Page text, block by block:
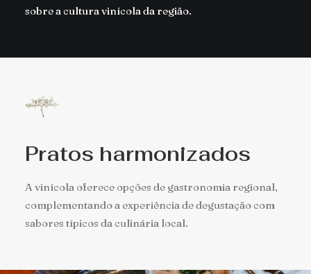
sobre a cultura vinícola da região.
Pratos harmonizados
A vinícola oferece opções de gastronomia regional,
complementando a experiência de degustação com
sabores típicos da culinária local.